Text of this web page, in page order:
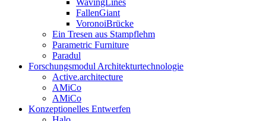
WavingLines
FallenGiant
VoronoiBrücke
Ein Tresen aus Stampflehm
Parametric Furniture
Paradul
Forschungsmodul Architekturtechnologie
Active.architecture
AMiCo
AMiCo
Konzeptionelles Entwerfen